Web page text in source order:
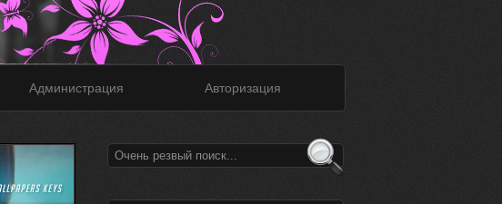
Администрация Авторизация